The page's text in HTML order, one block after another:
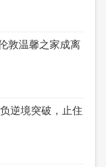
敦温馨之家成离
逆境突破，止住